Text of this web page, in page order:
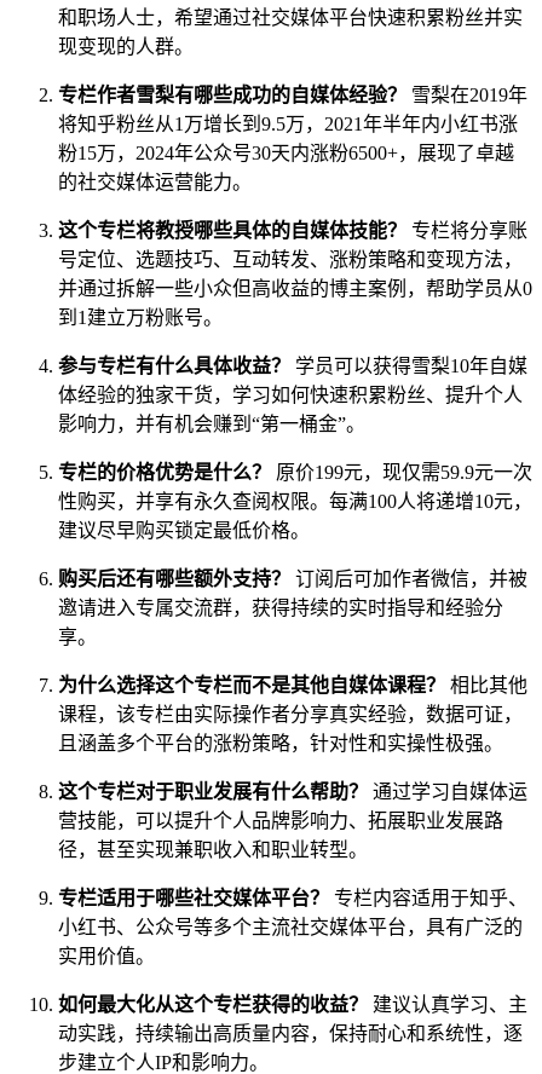
和职场人士，希望通过社交媒体平台快速积累粉丝并实
现变现的人群。
专栏作者雪梨有哪些成功的自媒体经验？
雪梨在2019年
将知乎粉丝从1万增长到9.5万，2021年半年内小红书涨
粉15万，2024年公众号30天内涨粉6500+，展现了卓越
的社交媒体运营能力。
这个专栏将教授哪些具体的自媒体技能？
专栏将分享账
号定位、选题技巧、互动转发、涨粉策略和变现方法，
并通过拆解一些小众但高收益的博主案例，帮助学员从0
到1建立万粉账号。
参与专栏有什么具体收益？
学员可以获得雪梨10年自媒
体经验的独家干货，学习如何快速积累粉丝、提升个人
影响力，并有机会赚到“第一桶金”。
专栏的价格优势是什么？
原价199元，现仅需59.9元一次
性购买，并享有永久查阅权限。每满100人将递增10元，
建议尽早购买锁定最低价格。
购买后还有哪些额外支持？
订阅后可加作者微信，并被
邀请进入专属交流群，获得持续的实时指导和经验分
享。
为什么选择这个专栏而不是其他自媒体课程？
相比其他
课程，该专栏由实际操作者分享真实经验，数据可证，
且涵盖多个平台的涨粉策略，针对性和实操性极强。
这个专栏对于职业发展有什么帮助？
通过学习自媒体运
营技能，可以提升个人品牌影响力、拓展职业发展路
径，甚至实现兼职收入和职业转型。
专栏适用于哪些社交媒体平台？
专栏内容适用于知乎、
小红书、公众号等多个主流社交媒体平台，具有广泛的
实用价值。
如何最大化从这个专栏获得的收益？
建议认真学习、主
动实践，持续输出高质量内容，保持耐心和系统性，逐
步建立个人IP和影响力。